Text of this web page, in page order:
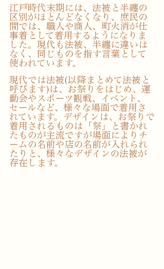
江戸時代末期には、法被と半纏の
区別がほとんどなくなり、庶民の
間では、職人や商人、町火消が仕
事着として着用するようになりま
した。現代も法被、半纏に違いは
なく、同じものを指す言葉として
使われています。
現代では法被(以降まとめて法被と
呼びます)は、お祭りをはじめ、運
動会やスポーツ観戦、イベント、
セールなど、様々な場面で着用さ
れています。デザインは、お祭りで
着用されるものは「祭」と書かれ
たものが主流ですが場面によりチ
ームの名前や店の名前が入れられ
たりと、様々なデザインの法被が
存在します。